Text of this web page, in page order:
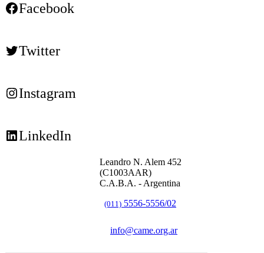
Facebook
Twitter
Instagram
LinkedIn
Leandro N. Alem 452
(C1003AAR)
C.A.B.A. - Argentina
(011) 5556-5556/02
info@came.org.ar